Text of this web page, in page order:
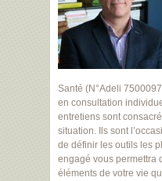
Santé (N°Adeli
en consultation
entretiens sont
situation. Ils sont
de définir les outils les
engagé vous permettra
éléments de votre vie